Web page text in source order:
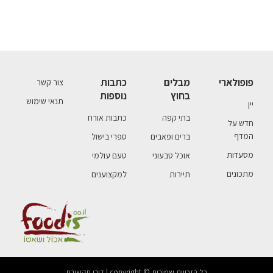
פופולארי
יין
חדש על
המדף
מסעדות
מתכונים
מבלים
בחוץ
בתי קפה
ברים ופאבים
אוכל טבעוני
תיירות
כתבות
נוספות
כתבות אורח
ספרי בישול
טעם עולמי
למקצוענים
צור קשר
תנאי שימוש